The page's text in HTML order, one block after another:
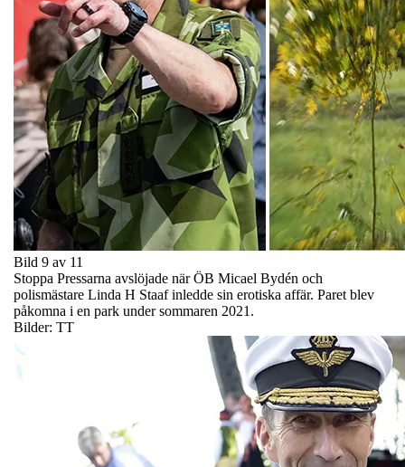
Bild 9 av 11
Stoppa Pressarna avslöjade när ÖB Micael Bydén och
polismästare Linda H Staaf inledde sin erotiska affär. Paret blev
påkomna i en park under sommaren 2021.
Bilder: TT